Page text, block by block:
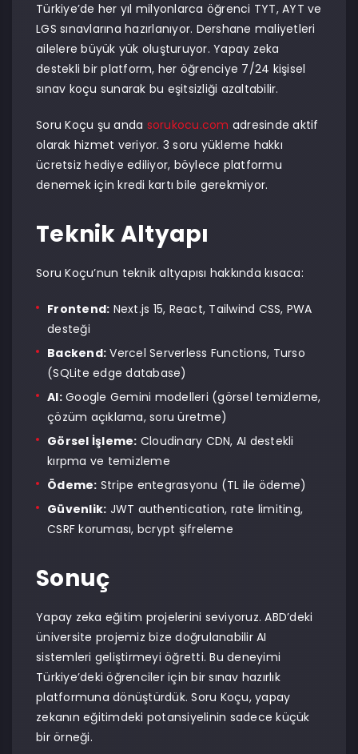
Türkiye’de her yıl milyonlarca öğrenci TYT, AYT ve
LGS sınavlarına hazırlanıyor. Dershane maliyetleri
ailelere büyük yük oluşturuyor. Yapay zeka
destekli bir platform, her öğrenciye 7/24 kişisel
sınav koçu sunarak bu eşitsizliği azaltabilir.
Soru Koçu şu anda sorukocu.com adresinde aktif
olarak hizmet veriyor. 3 soru yükleme hakkı
ücretsiz hediye ediliyor, böylece platformu
denemek için kredi kartı bile gerekmiyor.
Teknik Altyapı
Soru Koçu’nun teknik altyapısı hakkında kısaca:
Frontend: Next.js 15, React, Tailwind CSS, PWA
desteği
Backend: Vercel Serverless Functions, Turso
(SQLite edge database)
AI:Google Gemini modelleri (görsel temizleme,
çözüm açıklama, soru üretme)
Görsel İşleme: Cloudinary CDN, AI destekli
kırpma ve temizleme
Ödeme: Stripe entegrasyonu (TL ile ödeme)
Güvenlik: JWT authentication, rate limiting,
CSRF koruması, bcrypt şifreleme
Sonuç
Yapay zeka eğitim projelerini seviyoruz. ABD’deki
üniversite projemiz bize doğrulanabilir AI
sistemleri geliştirmeyi öğretti. Bu deneyimi
Türkiye’deki öğrenciler için bir sınav hazırlık
platformuna dönüştürdük. Soru Koçu, yapay
zekanın eğitimdeki potansiyelinin sadece küçük
bir örneği.